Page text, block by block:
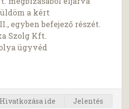
a kért
egyben befejező részét.
Szolg Kft.
ügyvéd
Hivatkozása ide Jelentés